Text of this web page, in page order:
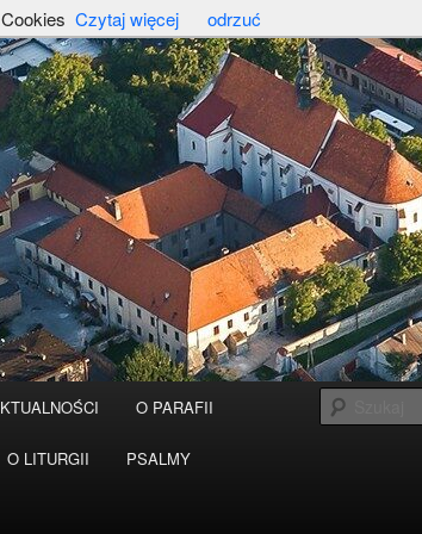
O PARAFII
O LITURGII PSALMY
Czytaj więcej odrzuć